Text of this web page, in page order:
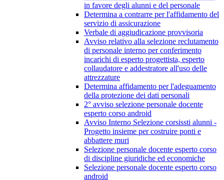
in favore degli alunni e del personale
Determina a contrarre per l'affidamento del
servizio di assicurazione
Verbale di aggiudicazione provvisoria
Avviso relativo alla selezione reclutamento
di personale interno per conferimento
incarichi di esperto progettista, esperto
collaudatore e addestratore all'uso delle
attrezzature
Determina affidamento per l'adeguamento
della protezione dei dati personali
2° avviso selezione personale docente
esperto corso android
Avviso Interno Selezione corsissti alunni -
Progetto insieme per costruire ponti e
abbattere muri
Selezione personale docente esperto corso
di discipline giuridiche ed economiche
Selezione personale docente esperto corso
android